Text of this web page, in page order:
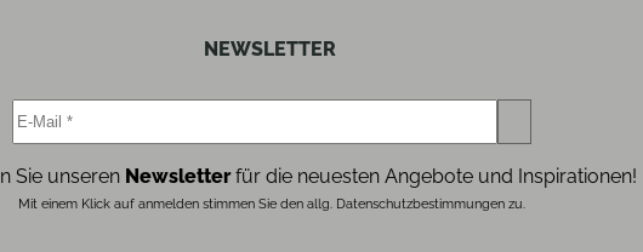
ja
NEWSLETTER
Sie unseren Newsletterfür die neuesten Angebote und Inspirationen!
Mit einem Klick auf anmelden stimmen Sie den allg. Datenschutzbestimmungen zu.